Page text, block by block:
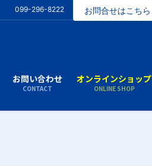
099-296-8222 お問合せはこちら
お問い合わせ
CONTACT
オンラインショップ
ONLINE SHOP